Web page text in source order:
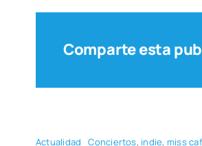
Comparte esta
Actua­li­dad Con­cier­tos, indie, miss